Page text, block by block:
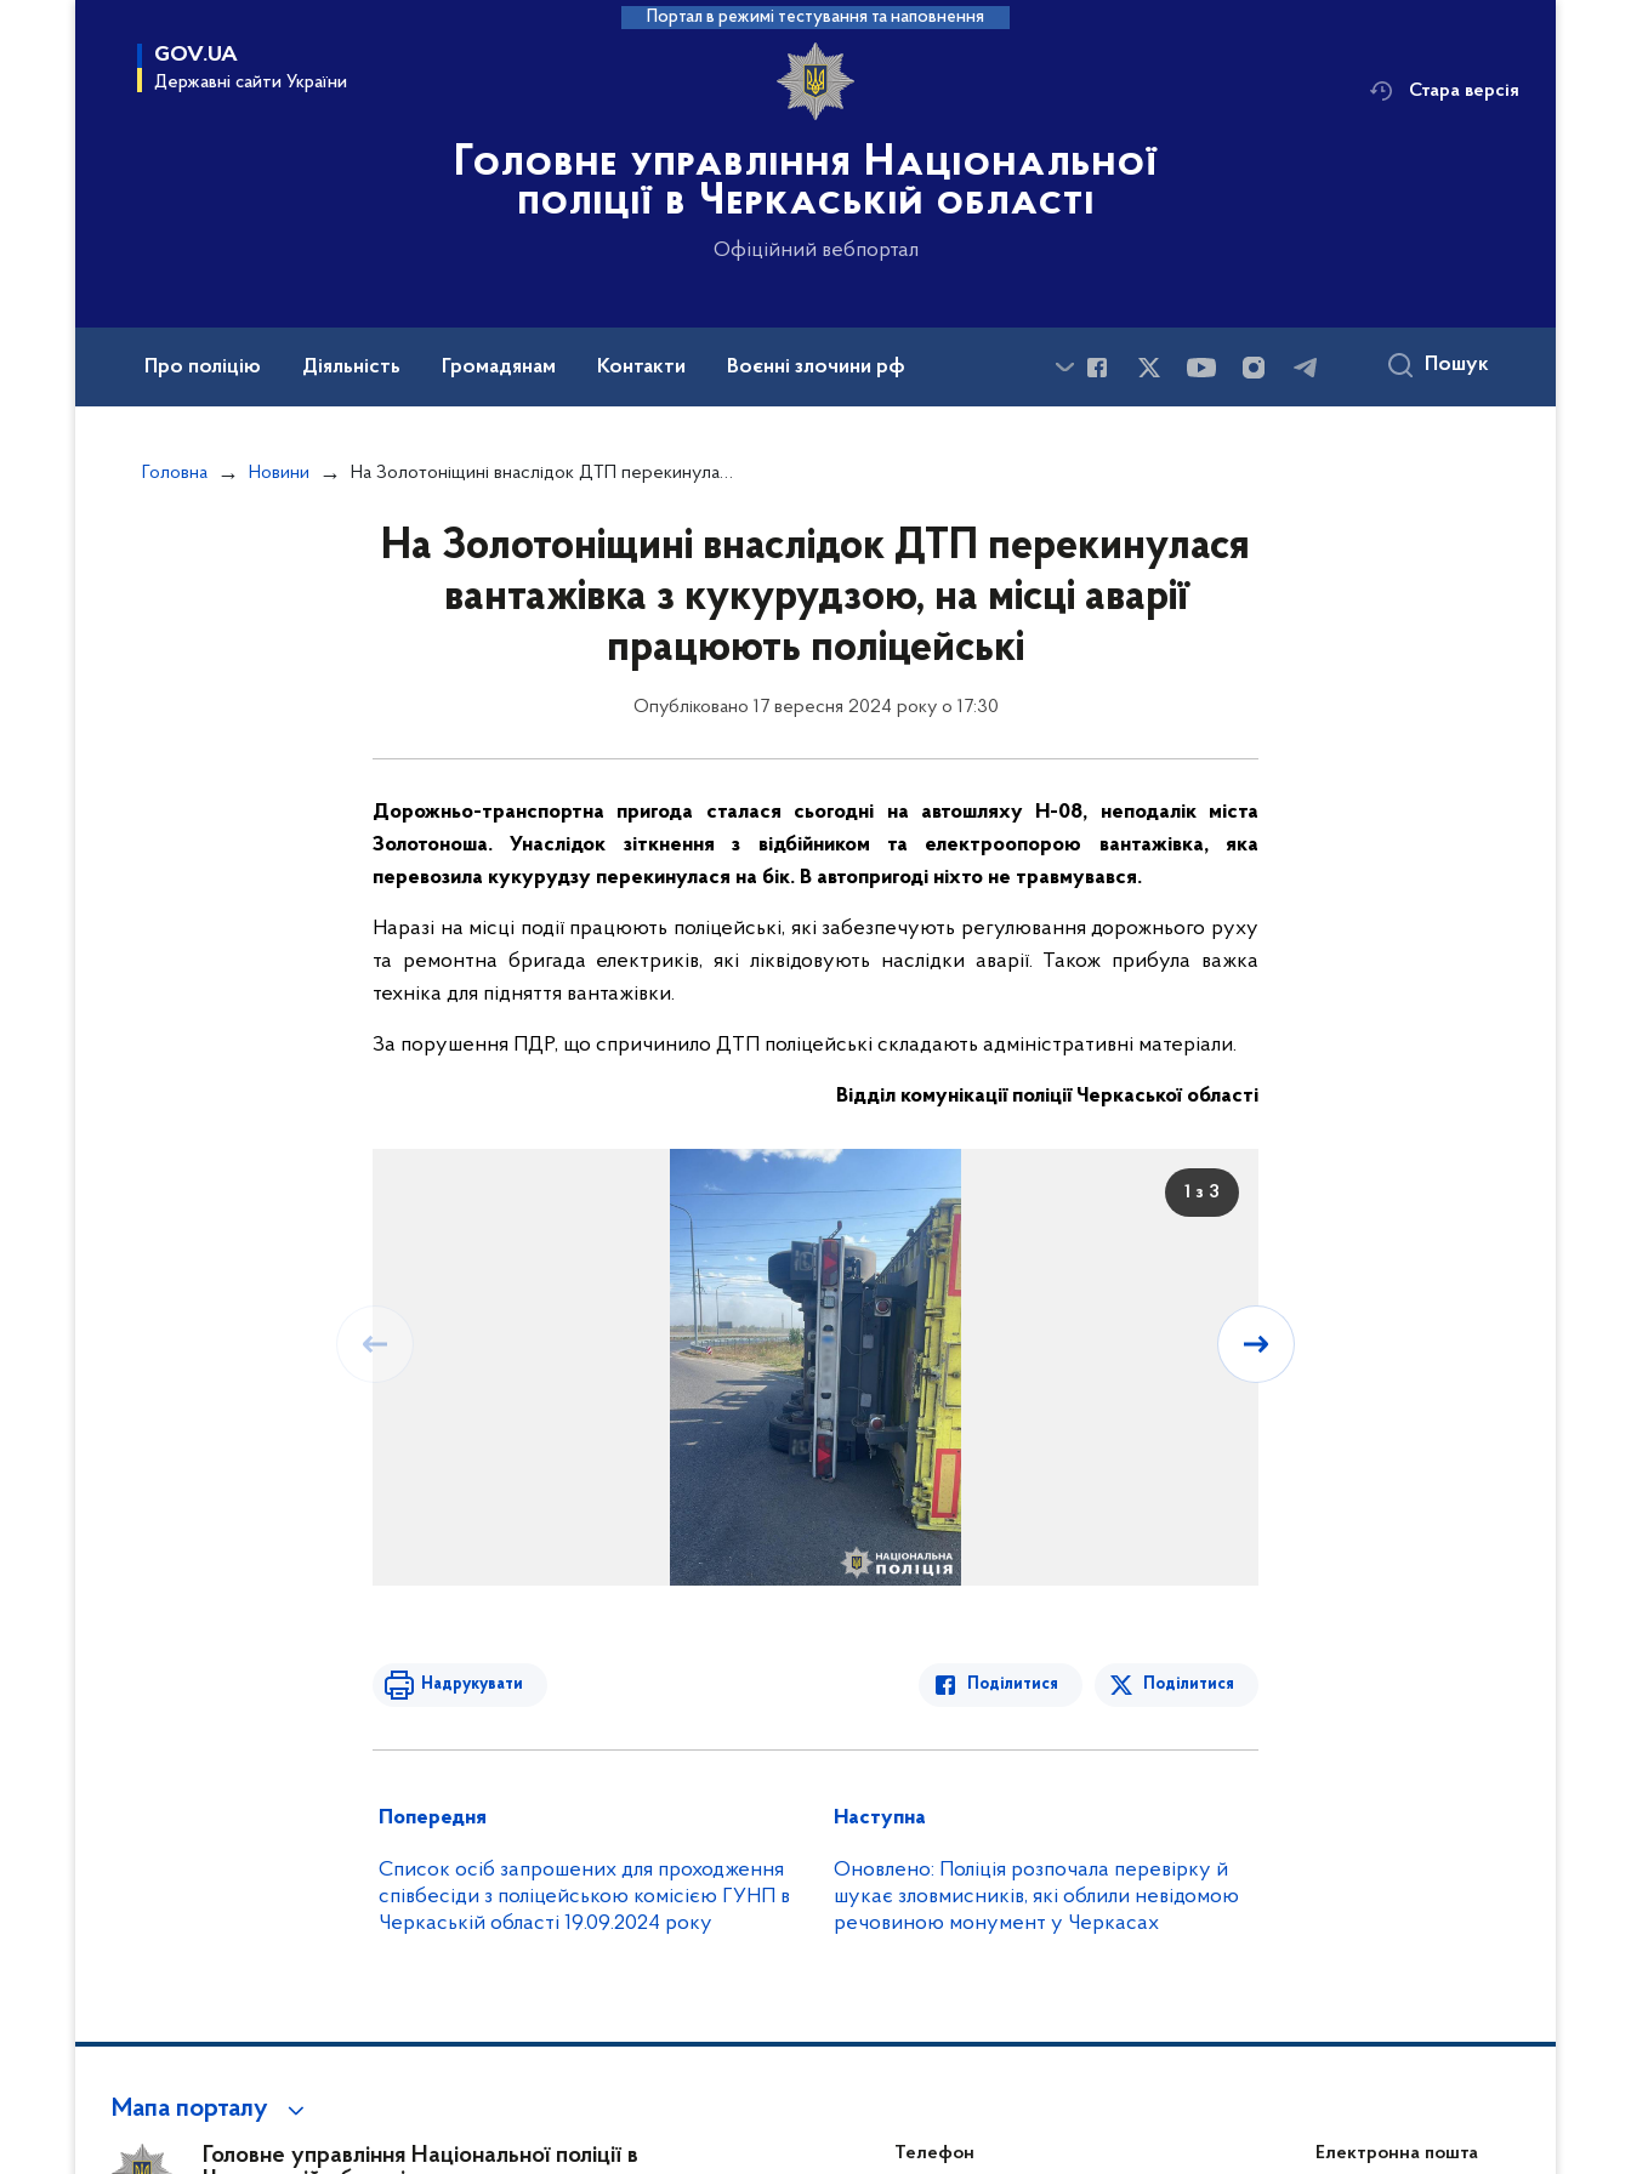
Портал в режимі тестування та наповнення
GOV.UA
Державні сайти України
Головне управління Національної
поліції в Черкаській області
Офіційний вебпортал
Стара версія
Про поліцію Діяльність Громадянам Контакти Воєнні злочини рф Пошук
Головна Новини На Золотоніщині внаслідок ДТП перекинулася вантажівка з кукурудзою, на місці аварії працюють поліцейські
На Золотоніщині внаслідок ДТП перекинулася
вантажівка з кукурудзою, на місці аварії
працюють поліцейські
Опубліковано 17 вересня 2024 року о 17:30
Дорожньо-транспортна пригода сталася сьогодні на автошляху Н-08, неподалік міста
Золотоноша. Унаслідок зіткнення з відбійником та електроопорою вантажівка, яка
перевозила кукурудзу перекинулася на бік. В автопригоді ніхто не травмувався.
Наразі на місці події працюють поліцейські, які забезпечують регулювання дорожнього руху
та ремонтна бригада електриків, які ліквідовують наслідки аварії. Також прибула важка
техніка для підняття вантажівки.
За порушення ПДР, що спричинило ДТП поліцейські складають адміністративні матеріали.
Відділ комунікації поліції Черкаської області
1 з 3
Надрукувати Поділитися Поділитися
Попередня
Список осіб запрошених для проходження
співбесіди з поліцейською комісією ГУНП в
Черкаській області 19.09.2024 року
Наступна
Оновлено: Поліція розпочала перевірку й
шукає зловмисників, які облили невідомою
речовиною монумент у Черкасах
Мапа порталу
Головне управління Національної поліції в
Телефон Електронна пошта